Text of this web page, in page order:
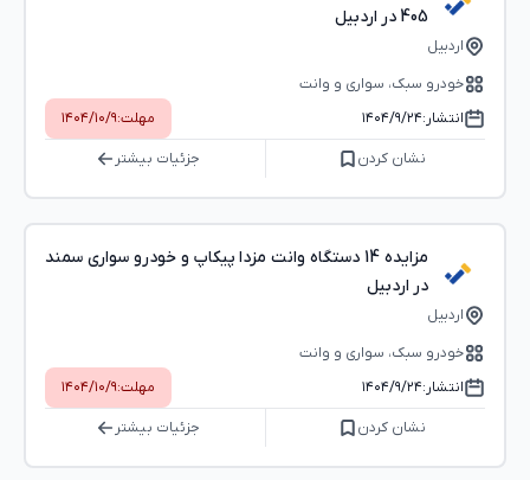
405 در اردبیل
اردبیل
خودرو سبک، سواری و وانت
انتشار:۱۴۰۴/۹/۲۴ مهلت:۱۴۰۴/۱۰/۹
نشان کردن جزئیات بیشتر
مزایده 14 دستگاه وانت مزدا پیکاپ و خودرو سواری سمند
در اردبیل
اردبیل
خودرو سبک، سواری و وانت
انتشار:۱۴۰۴/۹/۲۴ مهلت:۱۴۰۴/۱۰/۹
نشان کردن جزئیات بیشتر